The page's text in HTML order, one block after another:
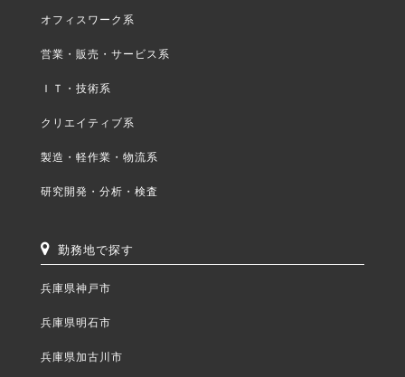
オフィスワーク系
営業・販売・サービス系
ＩＴ・技術系
クリエイティブ系
製造・軽作業・物流系
研究開発・分析・検査
勤務地で探す
兵庫県神戸市
兵庫県明石市
兵庫県加古川市